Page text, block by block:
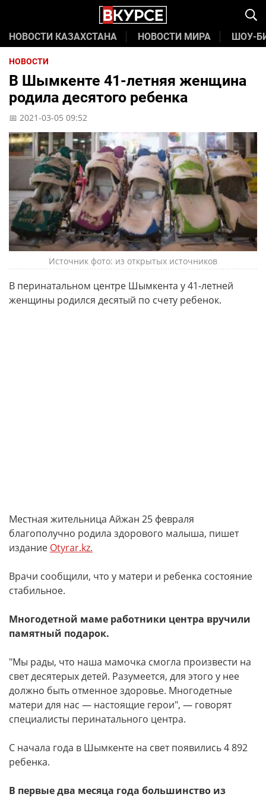
НОВОСТИ КАЗАХСТАНА НОВОСТИ МИРА ШОУ-
НОВОСТИ
В Шымкенте 41-летняя женщина
родила десятого ребенка
📅 2021-03-05 09:52
Источник фото: из открытых источников
В перинатальном центре Шымкента у 41-летней
женщины родился десятый по счету ребенок.
Местная жительница Айжан 25 февраля
благополучно родила здорового малыша, пишет
издание Otyrar.kz.
Врачи сообщили, что у матери и ребенка состояние
стабильное.
Многодетной маме работники центра вручили
памятный подарок.
"Мы рады, что наша мамочка смогла произвести на
свет десятерых детей. Разумеется, для этого у нее
должно быть отменное здоровье. Многодетные
матери для нас — настоящие герои", — говорят
специалисты перинатального центра.
С начала года в Шымкенте на свет появились 4 892
ребенка.
В первые два месяца года большинство из